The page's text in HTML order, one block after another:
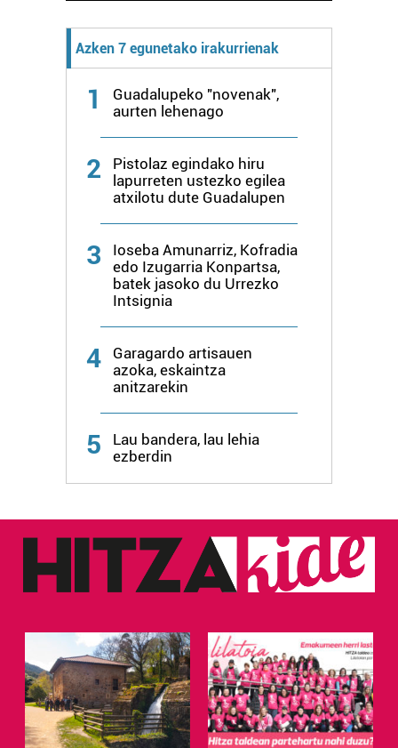
Azken 7 egunetako irakurrienak
1
Guadalupeko "novenak",
aurten lehenago
2
Pistolaz egindako hiru
lapurreten ustezko egilea
atxilotu dute Guadalupen
3
Ioseba Amunarriz, Kofradia
edo Izugarria Konpartsa,
batek jasoko du Urrezko
Intsignia
4
Garagardo artisauen
azoka, eskaintza
anitzarekin
5
Lau bandera, lau lehia
ezberdin